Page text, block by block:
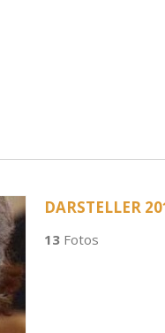
DARSTELLER
13 Fotos